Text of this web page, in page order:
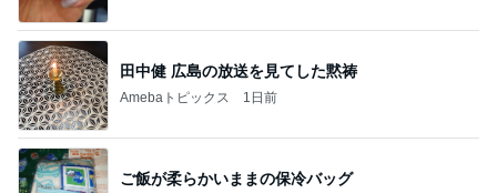
田中健 広島の放送を見てした黙祷
Amebaトピックス 1日前
ご飯が柔らかいままの保冷バッグ